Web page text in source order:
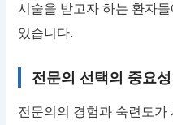
시술을 받고자 하는 환자
있습니다.
전문의 선택의 중요성
전문의의 경험과 숙련도